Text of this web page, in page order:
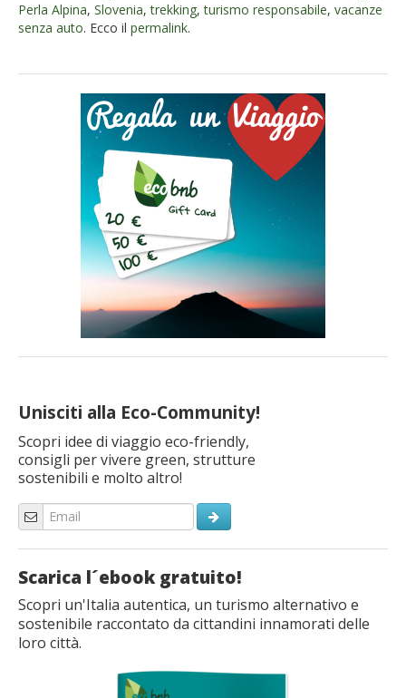
Perla Alpina, Slovenia,trekking,turismo responsabile, vacanze
senza auto. Ecco il permalink.
Unisciti alla Eco-Community!
Scopri idee di viaggio eco-friendly,
consigli per vivere green, strutture
sostenibili e molto altro!
Scarica l´ebook gratuito!
Scopri un'Italia autentica, un turismo alternativo e
sostenibile raccontato da cittandini innamorati delle
loro città.